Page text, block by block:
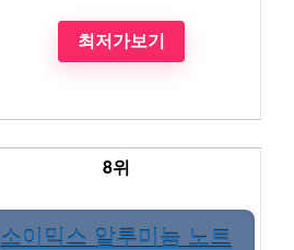
최저가보기
8위
소이믹스 알루미늄 노트